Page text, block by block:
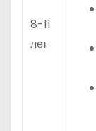
8-11
лет